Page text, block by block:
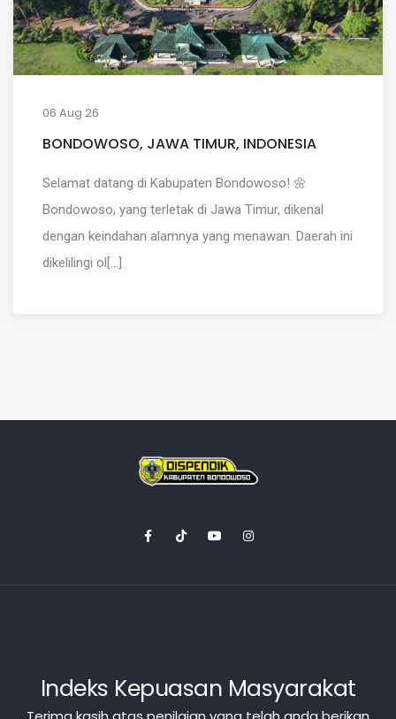
06 Aug 26
BONDOWOSO, JAWA TIMUR, INDONESIA
Selamat datang di Kabupaten Bondowoso! 🌼
Bondowoso, yang terletak di Jawa Timur, dikenal
dengan keindahan alamnya yang menawan. Daerah ini
dikelilingi ol[...]
Indeks Kepuasan Masyarakat